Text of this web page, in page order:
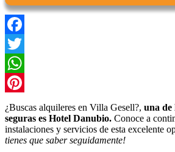
Facebook
Twitter
WhatsApp
Pinterest
¿Buscas alquileres en Villa Gesell?, una de
seguras es Hotel Danubio. Conoce a
instalaciones y servicios de esta excelente
tienes que saber seguidamente!